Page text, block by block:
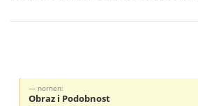
nornen:
Obraz i Podobnost